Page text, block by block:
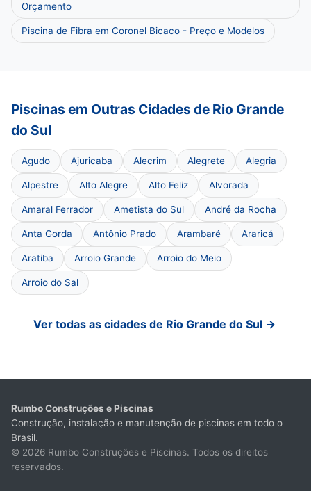
Orçamento
Piscina de Fibra em Coronel Bicaco - Preço e Modelos
Piscinas em Outras Cidades de Rio Grande
do Sul
Agudo Ajuricaba Alecrim Alegrete Alegria
Alpestre Alto Alegre Alto Feliz Alvorada
Amaral Ferrador Ametista do Sul André da Rocha
Anta Gorda Antônio Prado Arambaré Araricá
Aratiba Arroio Grande Arroio do Meio
Arroio do Sal
Ver todas as cidades de Rio Grande do Sul →
Rumbo Construções e Piscinas
Construção, instalação e manutenção de piscinas em todo o
Brasil.
© 2026 Rumbo Construções e Piscinas. Todos os direitos
reservados.